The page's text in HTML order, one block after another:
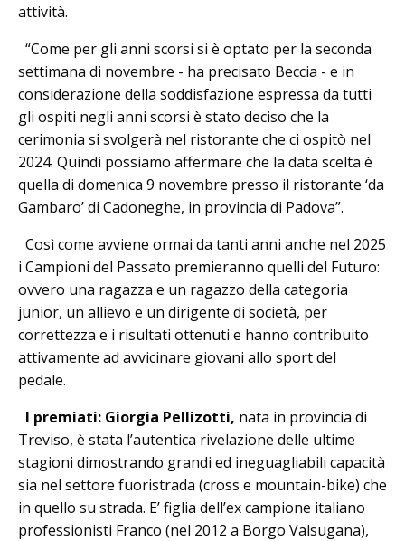
attività.
“Come per gli anni scorsi si è optato per la seconda
settimana di novembre - ha precisato Beccia - e in
considerazione della soddisfazione espressa da tutti
gli ospiti negli anni scorsi è stato deciso che la
cerimonia si svolgerà nel ristorante che ci ospitò nel
2024. Quindi possiamo affermare che la data scelta è
quella di domenica 9 novembre presso il ristorante ‘da
Gambaro’ di Cadoneghe, in provincia di Padova”.
Così come avviene ormai da tanti anni anche nel 2025
i Campioni del Passato premieranno quelli del Futuro:
ovvero una ragazza e un ragazzo della categoria
junior, un allievo e un dirigente di società, per
correttezza e i risultati ottenuti e hanno contribuito
attivamente ad avvicinare giovani allo sport del
pedale.
I premiati: Giorgia Pellizotti, nata in provincia di
Treviso, è stata l’autentica rivelazione delle ultime
stagioni dimostrando grandi ed ineguagliabili capacità
sia nel settore fuoristrada (cross e mountain-bike) che
in quello su strada. E’ figlia dell’ex campione italiano
professionisti Franco (nel 2012 a Borgo Valsugana),